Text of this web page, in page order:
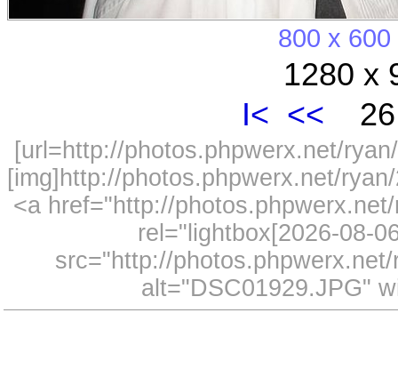
800 x 600
1280 x
I< << 26
[url=http://photos.phpwerx.net/
[img]http://photos.phpwerx.net/
<a href="http://
rel="lightbox[2026-08-
src="http://
alt="DSC01929.JPG"